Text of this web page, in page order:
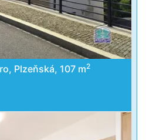
Plzeňská, 107 m2